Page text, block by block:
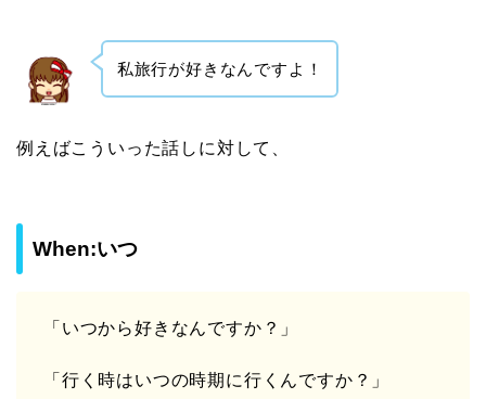
私旅行が好きなんですよ！
例えばこういった話しに対して、
When:いつ
「いつから好きなんですか？」
「行く時はいつの時期に行くんですか？」